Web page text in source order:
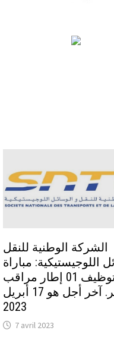
الشركة الوطنية للنقل
اللوجيستيكية: مباراة
توظيف 01 إطار مراقب
التسيير. آخر أجل هو 17 أبريل
2023
7 avril 2023